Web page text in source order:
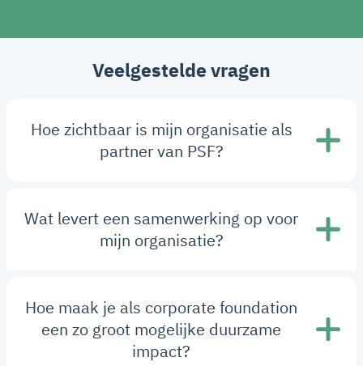
Veelgestelde vragen
Hoe zichtbaar is mijn organisatie als
partner van PSF?
Wat levert een samenwerking op voor
mijn organisatie?
Hoe maak je als corporate foundation
een zo groot mogelijke duurzame
impact?